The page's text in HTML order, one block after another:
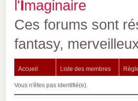
l'Imaginaire
Ces forums sont
fantasy,
Accueil Liste des membres
Vous n'êtes pas identifié(e).